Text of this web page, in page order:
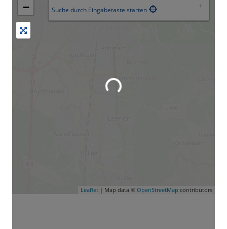
−
Suche durch Eingabetaste starten
Leaflet | Map data © OpenStreetMap contributors